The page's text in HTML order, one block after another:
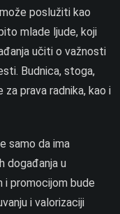
poslužiti kao
mlade ljude, koji
učiti o važnosti
Budnica, stoga,
prava radnika, kao i
samo da ima
događanja u
i promocijom bude
i valorizaciji